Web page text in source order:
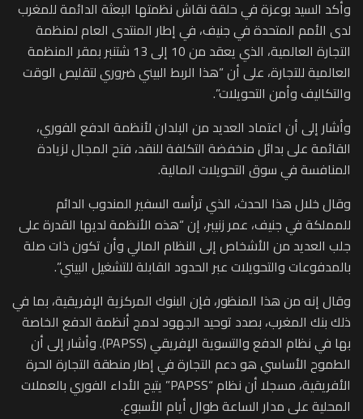
وأكد السيد بوعزة في حلقة نقاش نظمتها البعثة الدائمة للمغرب
لدى الأمم المتحدة في جنيف، في إطار المنتدى العام لمنظمة
التجارة العالمية، الذي يعقد من 10 إلى 13 شتنبر بمقر المنظمة
العالمية للتجارة، على أن “هذا الربط البيني ضروري لتقليص الوقت
والتكاليف وأمن التحويلات”.
وأشار إلى أن اعتماد العديد من البلدان لأنظمة الدفع الفوري،
القائمة على بدائل منخفضة التكلفة للنقد، فتح المجال لزيادة
المنافسة في سوق التحويلات المالية.
وقال خلال هذا الحدث، الذي ترأسه السفير المندوب الدائم
للمملكة في جنيف، عمر زنيبر، إن “هذه الأنظمة لديها القدرة على
جلب العديد من الأشخاص إلى النظام المالي وأن تكون ذات صلة
بالمدفوعات والتحويلات عبر الحدود القابلة للتشغيل البيني”.
وقال إنه من هذا المنظور، فإن البنوك المركزية الإفريقية، بما في
ذلك بنك المغرب، بصدد توحيد الجهود لدمج أنظمة الدفع الخاصة
بها في نظام الدفع والتسوية الإفريقي (PAPSS). وأشار إلى أن
الطموح الأساسي هو دعم التجارة في إطار منطقة التجارة الحرة
الأفريقية، مسجلا أن نظام “PAPSS” يتيح الأداء الفوري بالعملات
المحلية على مدار الساعة طوال أيام الأسبوع.